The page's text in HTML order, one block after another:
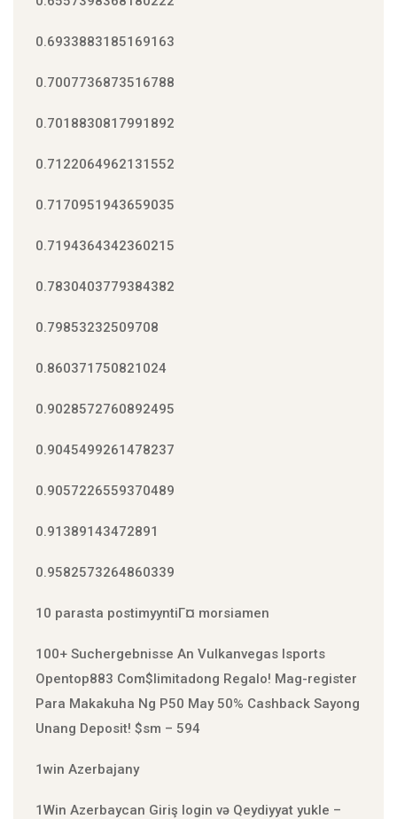
0.6933883185169163
0.7007736873516788
0.7018830817991892
0.7122064962131552
0.7170951943659035
0.7194364342360215
0.7830403779384382
0.79853232509708
0.860371750821024
0.9028572760892495
0.9045499261478237
0.9057226559370489
0.91389143472891
0.9582573264860339
10 parasta postimyyntiГ¤ morsiamen
100+ Suchergebnisse An Vulkanvegas Isports
Open️top883 Com$limitadong Regalo! Mag-register
Para Makakuha Ng P50 May 50% Cashback Sayong
Unang Deposit! $sm – 594
1win Azerbajany
1Win Azerbaycan Giriş login və Qeydiyyat yukle –